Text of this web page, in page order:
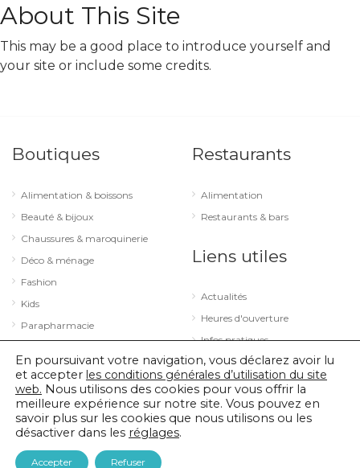
About This Site
This may be a good place to introduce yourself and
your site or include some credits.
Boutiques
Alimentation & boissons
Beauté & bijoux
Chaussures & maroquinerie
Déco & ménage
Fashion
Kids
Parapharmacie
Sport & loisirs
Technologie & optique
Restaurants
Alimentation
Restaurants & bars
Liens utiles
Actualités
Heures d'ouverture
Infos pratiques
© 2026 City Concorde |Mentions légales
En poursuivant votre navigation, vous déclarez avoir lu
et accepter les conditions générales d’utilisation du site
web. Nous utilisons des cookies pour vous offrir la
meilleure expérience sur notre site. Vous pouvez en
savoir plus sur les cookies que nous utilisons ou les
désactiver dans les réglages.
Accepter Refuser